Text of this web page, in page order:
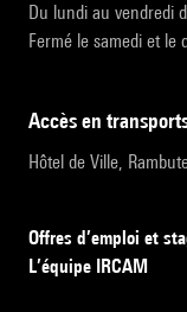
Du lundi au vendredi
Fermé le samedi et le
accès en
Hôtel de Ville,
Offres d’emploi et
L’équipe IRCAM